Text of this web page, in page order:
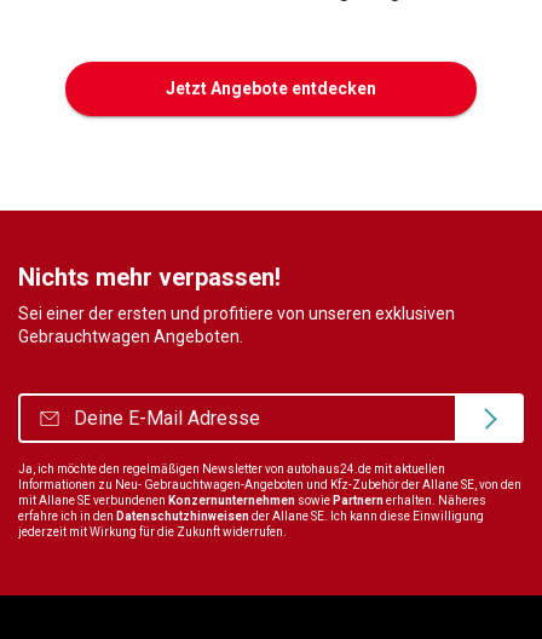
Jetzt Angebote entdecken
Nichts mehr verpassen!
Sei einer der ersten und profitiere von unseren exklusiven
Gebrauchtwagen Angeboten.
Ja, ich möchte den regelmäßigen Newsletter von autohaus24.de mit aktuellen
Informationen zu Neu- Gebrauchtwagen-Angeboten und Kfz-Zubehör der Allane SE, von den
mit Allane SE verbundenen Konzernunternehmen sowie Partnernerhalten. Näheres
erfahre ich in den Datenschutzhinweisender Allane SE. Ich kann diese Einwilligung
jederzeit mit Wirkung für die Zukunft widerrufen.